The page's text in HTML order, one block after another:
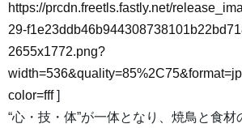
https://prcdn.freetls.fastly.net/
29-
2655x1772.png?
color=fff]
“心・技・体”が一体となり、焼鳥と食材